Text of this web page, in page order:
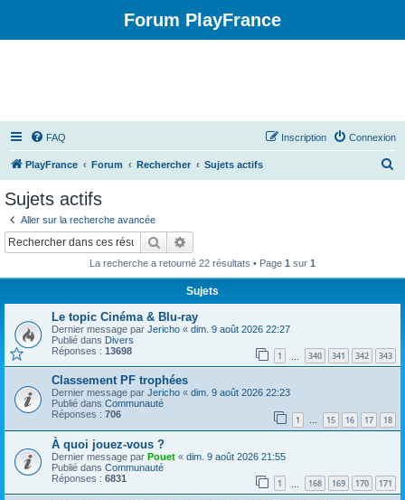
Forum PlayFrance
FAQ Connexion
Inscription
PlayFrance Forum Rechercher Sujets actifs
Sujets actifs
Aller sur la recherche avancée
Rechercher
La recherche a retourné 22 résultats • Page 1 sur 1
Sujets
Le topic Cinéma & Blu-ray
Dernier message par Jericho « dim. 9 août 2026 22:27
Publié dans Divers
Réponses : 13698 1 340 341 342 343
Classement PF trophées
Dernier message par Jericho « dim. 9 août 2026 22:23
Publié dans Communauté
Réponses : 706 1 … 15 16 17 18
À quoi jouez-vous ?
Dernier message par Pouet « dim. 9 août 2026 21:55
Publié dans Communauté
Réponses : 6831 1 168 169 170 171